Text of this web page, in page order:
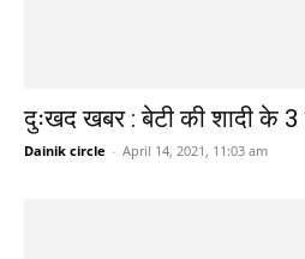
दुःखद खबर : बेटी की शादी के 3
Dainik circle - April 14, 2021, 11:03 am